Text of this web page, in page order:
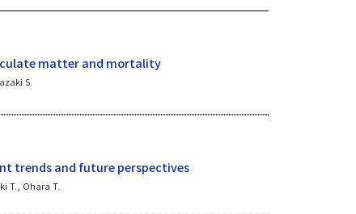
matter and mortality
S.
trends and future perspectives
T., Ohara T.